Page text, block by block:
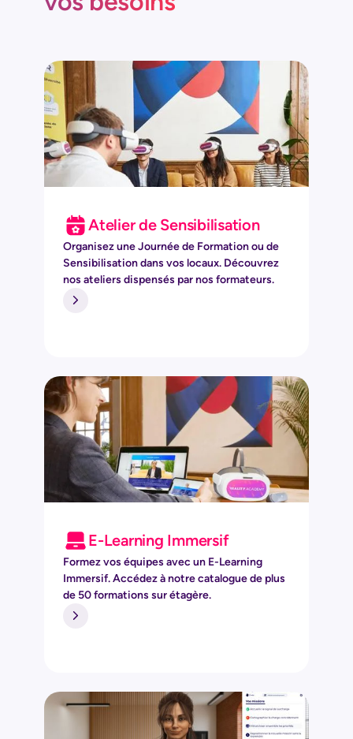
Atelier de Sensibilisation
Organisez une Journée de Formation ou de
Sensibilisation dans vos locaux. Découvrez
nos ateliers dispensés par nos formateurs.
E-Learning Immersif
Formez vos équipes avec un E-Learning
Immersif. Accédez à notre catalogue de plus
de 50 formations sur étagère.